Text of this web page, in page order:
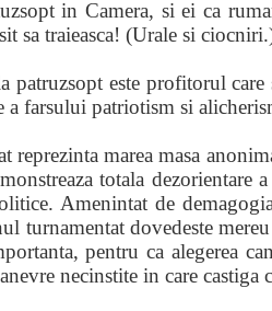
in Camera, si ei ca
sa traieasca! (Urale si
patruzsopt este profitorul care
a farsului patriotism si
reprezinta marea masa
totala dezorientare
Amenintat de
turnamentat dovedeste
pentru ca alegerea
necinstite in care castiga